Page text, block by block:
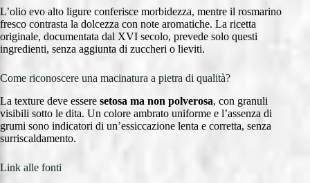
L’olio evo alto ligure conferisce morbidezza, mentre il rosmarino
fresco contrasta la dolcezza con note aromatiche. La ricetta
originale, documentata dal XVI secolo, prevede solo questi
ingredienti, senza aggiunta di zuccheri o lieviti.
Come riconoscere una macinatura a pietra di qualità?
La texture deve essere setosa ma non polverosa, con granuli
visibili sotto le dita. Un colore ambrato uniforme e l’assenza di
grumi sono indicatori di un’essiccazione lenta e corretta, senza
surriscaldamento.
Link alle fonti